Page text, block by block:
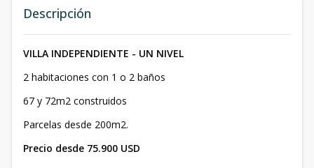
Descripción
VILLA INDEPENDIENTE - UN NIVEL
2 habitaciones con 1 o 2 baños
67 y 72m2 construidos
Parcelas desde 200m2.
Precio desde 75.900 USD